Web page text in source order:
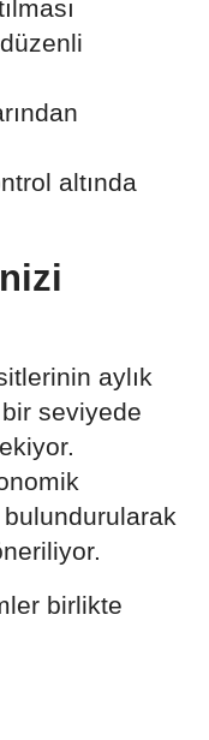
altında
aylık
seviyede
birlikte